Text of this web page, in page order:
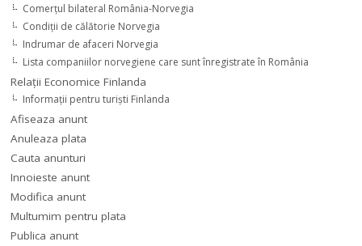
Comerţul bilateral România-Norvegia
Condiții de călătorie Norvegia
Indrumar de afaceri Norvegia
Lista companiilor norvegiene care sunt înregistrate în România
Relaţii Economice Finlanda
Informaţii pentru turişti Finlanda
Afiseaza anunt
Anuleaza plata
Cauta anunturi
Innoieste anunt
Modifica anunt
Multumim pentru plata
Publica anunt